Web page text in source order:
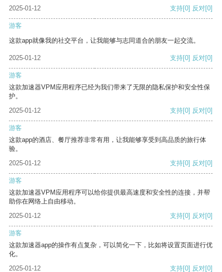
2025-01-12 支持[0] 反对[0]
游客
这款app就像我的社交平台，让我能够与志同道合的朋友一起交流。
2025-01-12 支持[0] 反对[0]
游客
这款加速器VPM应用程序已经为我们带来了无限的隐私保护和安全性保
护。
2025-01-12
支持[0] 反对[0]
游客
这款app的酒店、餐厅推荐非常有用，让我能够享受到高品质的旅行体
验。
2025-01-12
支持[0] 反对[0]
游客
这款加速器VPM应用程序可以给你提供最高速度和安全性的连接，并帮
助你在网络上自由移动。
2025-01-12
支持[0] 反对[0]
游客
这款加速器app的操作有点复杂，可以简化一下，比如将设置页面进行优
化。
2025-01-12
支持[0] 反对[0]